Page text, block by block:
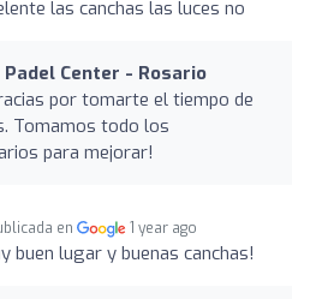
las canchas las luces no
Padel Center - Rosario
por tomarte el tiempo de
Tomamos todo los
para mejorar!
en 1 year ago
buen lugar y buenas canchas!